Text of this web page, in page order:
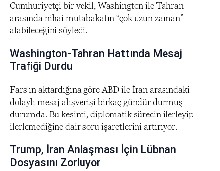
Cumhuriyetçi bir vekil, Washington ile Tahran
arasında nihai mutabakatın “çok uzun zaman”
alabileceğini söyledi.
Washington-Tahran Hattında Mesaj
Trafiği Durdu
Fars’ın aktardığına göre ABD ile İran arasındaki
dolaylı mesaj alışverişi birkaç gündür durmuş
durumda. Bu kesinti, diplomatik sürecin ilerleyip
ilerlemediğine dair soru işaretlerini artırıyor.
Trump, İran Anlaşması İçin Lübnan
Dosyasını Zorluyor